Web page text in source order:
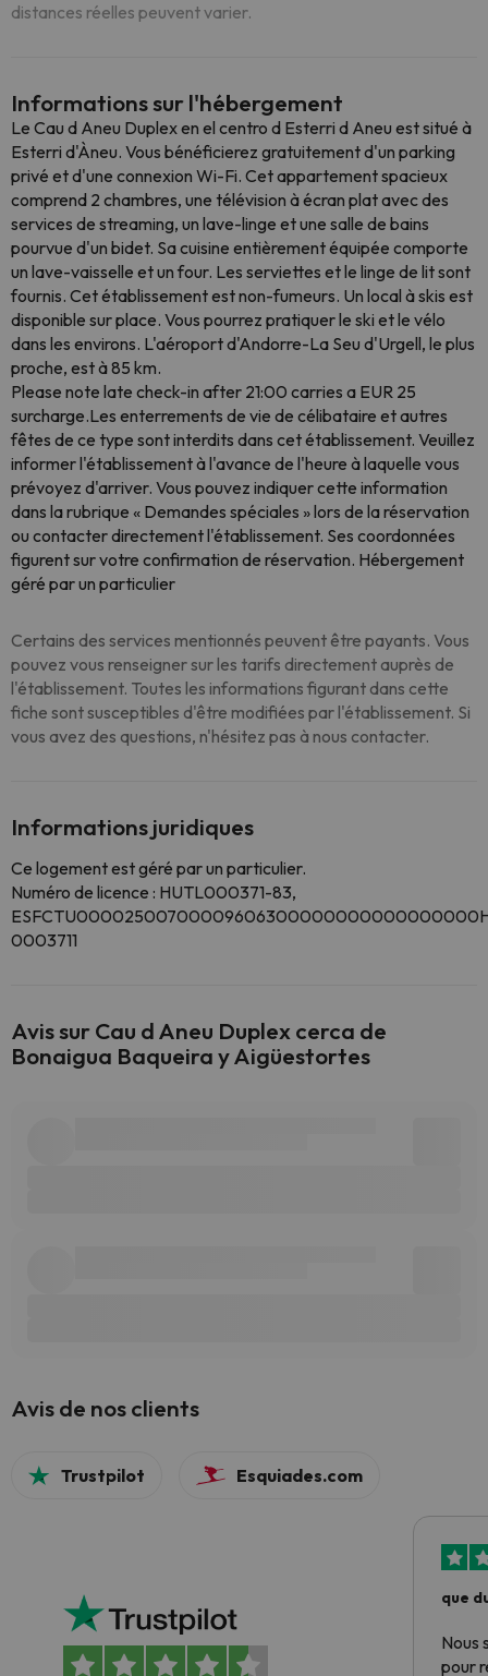
distances réelles peuvent varier.
Informations sur l'hébergement
Le Cau d Aneu Duplex en el centro d Esterri d Aneu est situé à
Esterri d'Àneu. Vous bénéficierez gratuitement d'un parking
privé et d'une connexion Wi-Fi. Cet appartement spacieux
comprend 2 chambres, une télévision à écran plat avec des
services de streaming, un lave-linge et une salle de bains
pourvue d'un bidet. Sa cuisine entièrement équipée comporte
un lave-vaisselle et un four. Les serviettes et le linge de lit sont
fournis. Cet établissement est non-fumeurs. Un local à skis est
disponible sur place. Vous pourrez pratiquer le ski et le vélo
dans les environs. L'aéroport d'Andorre-La Seu d'Urgell, le plus
proche, est à 85 km.
Please note late check-in after 21:00 carries a EUR 25
surcharge.Les enterrements de vie de célibataire et autres
fêtes de ce type sont interdits dans cet établissement. Veuillez
informer l'établissement à l'avance de l'heure à laquelle vous
prévoyez d'arriver. Vous pouvez indiquer cette information
dans la rubrique « Demandes spéciales » lors de la réservation
ou contacter directement l'établissement. Ses coordonnées
figurent sur votre confirmation de réservation. Hébergement
géré par un particulier
Certains des services mentionnés peuvent être payants. Vous
pouvez vous renseigner sur les tarifs directement auprès de
l'établissement. Toutes les informations figurant dans cette
fiche sont susceptibles d'être modifiées par l'établissement. Si
vous avez des questions, n'hésitez pas à nous contacter.
Informations juridiques
Ce logement est géré par un particulier.
Numéro de licence : HUTL000371-83,
0003711
Avis sur Cau d Aneu Duplex cerca de
Bonaigua Baqueira y Aigüestortes
Avis de nos clients
Trustpilot Esquiades.com
que
Nous
pour